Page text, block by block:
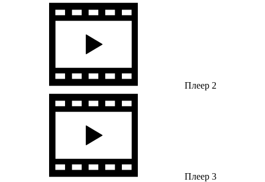
Плеер 2
Плеер 3